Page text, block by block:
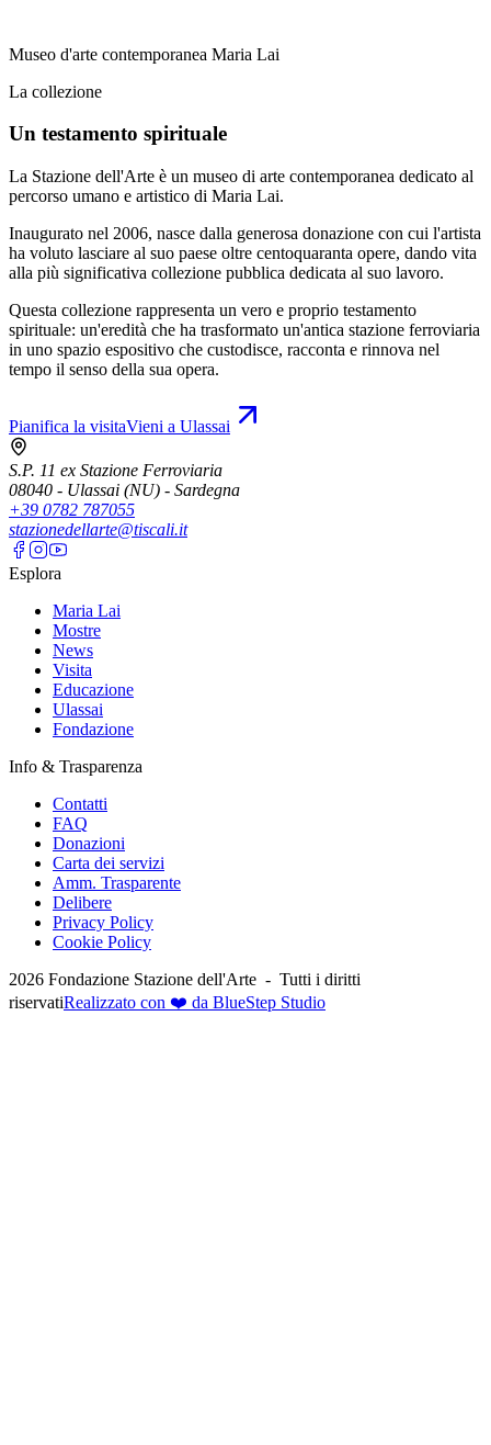
Museo d'arte contemporanea Maria Lai
La collezione
Un testamento spirituale
La Stazione dell'Arte è un museo di arte contemporanea dedicato al
percorso umano e artistico di Maria Lai.
Inaugurato nel 2006, nasce dalla generosa donazione con cui l'artista
ha voluto lasciare al suo paese oltre centoquaranta opere, dando vita
alla più significativa collezione pubblica dedicata al suo lavoro.
Questa collezione rappresenta un vero e proprio testamento
spirituale: un'eredità che ha trasformato un'antica stazione ferroviaria
in uno spazio espositivo che custodisce, racconta e rinnova nel
tempo il senso della sua opera.
Pianifica la visitaVieni a Ulassai
S.P. 11 ex Stazione Ferroviaria
08040 - Ulassai (NU) - Sardegna
+39 0782 787055
stazionedellarte@tiscali.it
Esplora
Maria Lai
Mostre
News
Visita
Educazione
Ulassai
Fondazione
Info & Trasparenza
Contatti
FAQ
Donazioni
Carta dei servizi
Amm. Trasparente
Delibere
Privacy Policy
Cookie Policy
2026 Fondazione Stazione dell'Arte - Tutti i diritti
riservatiRealizzato con ❤️ da BlueStep Studio